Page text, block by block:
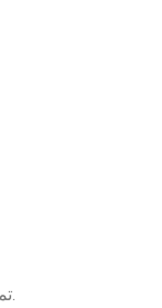
© 2025 تمامی حقوق برای دوریکا محفوظ است.